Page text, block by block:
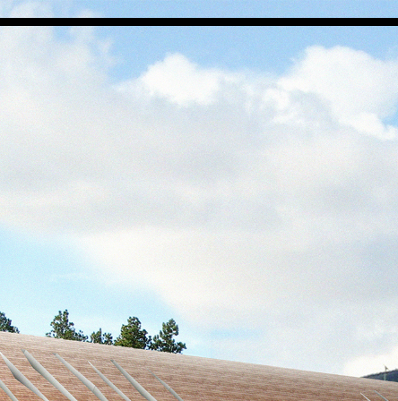
LPO Familien
LPO Oslo
LPO Lillehammer
LPO Svalbard
LPO Bergen
LOF